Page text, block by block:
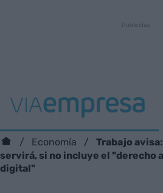
Economía
Trabajo
servirá, si no incluye el "derecho
digital"